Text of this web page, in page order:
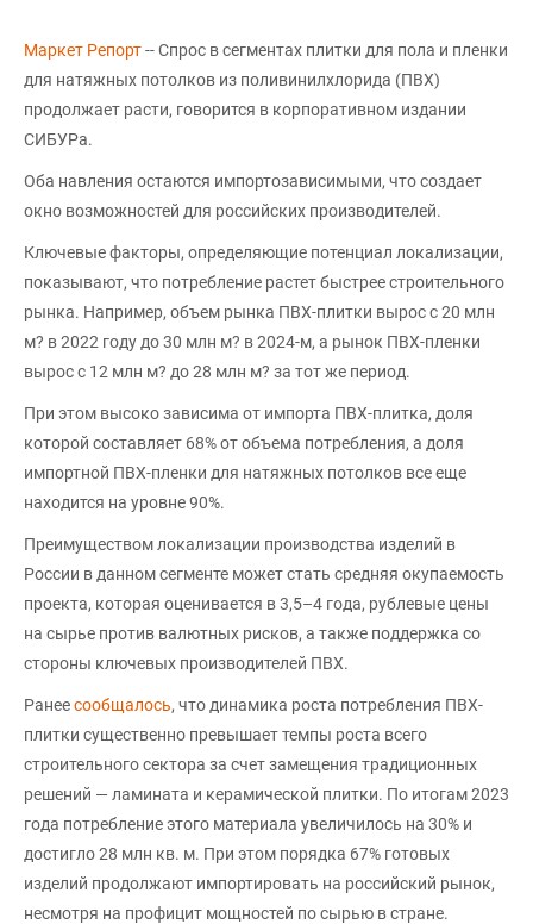
Маркет Репорт-- Спрос в сегментах плитки для пола и пленки
для натяжных потолков из поливинилхлорида (ПВХ)
продолжает расти, говорится в корпоративном издании
СИБУРа.
Оба навления остаются импортозависимыми, что создает
окно возможностей для российских производителей.
Ключевые факторы, определяющие потенциал локализации,
показывают, что потребление растет быстрее строительного
рынка. Например, объем рынка ПВХ-плитки вырос с 20 млн
м? в 2022 году до 30 млн м? в 2024-м, а рынок ПВХ-пленки
вырос с 12 млн м? до 28 млн м? за тот же период.
При этом высоко зависима от импорта ПВХ-плитка, доля
которой составляет 68% от объема потребления, а доля
импортной ПВХ-пленки для натяжных потолков все еще
находится на уровне 90%.
Преимуществом локализации производства изделий в
России в данном сегменте может стать средняя окупаемость
проекта, которая оценивается в 3,5–4 года, рублевые цены
на сырье против валютных рисков, а также поддержка со
стороны ключевых производителей ПВХ.
Ранеесообщалось, что динамика роста потребления ПВХ-
плитки существенно превышает темпы роста всего
строительного сектора за счет замещения традиционных
решений — ламината и керамической плитки. По итогам 2023
года потребление этого материала увеличилось на 30% и
достигло 28 млн кв. м. При этом порядка 67% готовых
изделий продолжают импортировать на российский рынок,
несмотря на профицит мощностей по сырью в стране.